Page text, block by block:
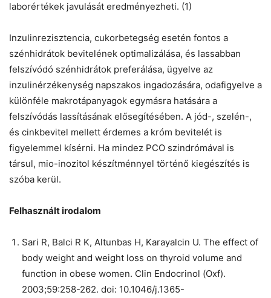
laborértékek javulását eredményezheti. (1)
Inzulinrezisztencia, cukorbetegség esetén fontos a
szénhidrátok bevitelének optimalizálása, és lassabban
felszívódó szénhidrátok preferálása, ügyelve az
inzulinérzékenység napszakos ingadozására, odafigyelve a
különféle makrotápanyagok egymásra hatására a
felszívódás lassításának elősegítésében. A jód-, szelén-,
és cinkbevitel mellett érdemes a króm bevitelét is
figyelemmel kísérni. Ha mindez PCO szindrómával is
társul, mio-inozitol készítménnyel történő kiegészítés is
szóba kerül.
Felhasznált irodalom
Sari R, Balci R K, Altunbas H, Karayalcin U. The effect of
body weight and weight loss on thyroid volume and
function in obese women. Clin Endocrinol (Oxf).
2003;59:258-262. doi: 10.1046/j.1365-